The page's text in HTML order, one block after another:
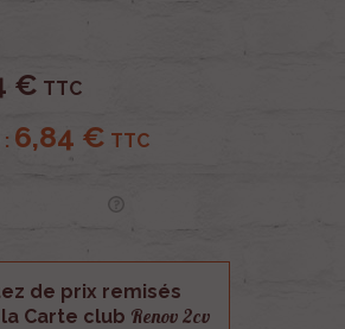
€ TTC
: 6,84 € TTC
de prix remisés
Carte club Renov 2cv